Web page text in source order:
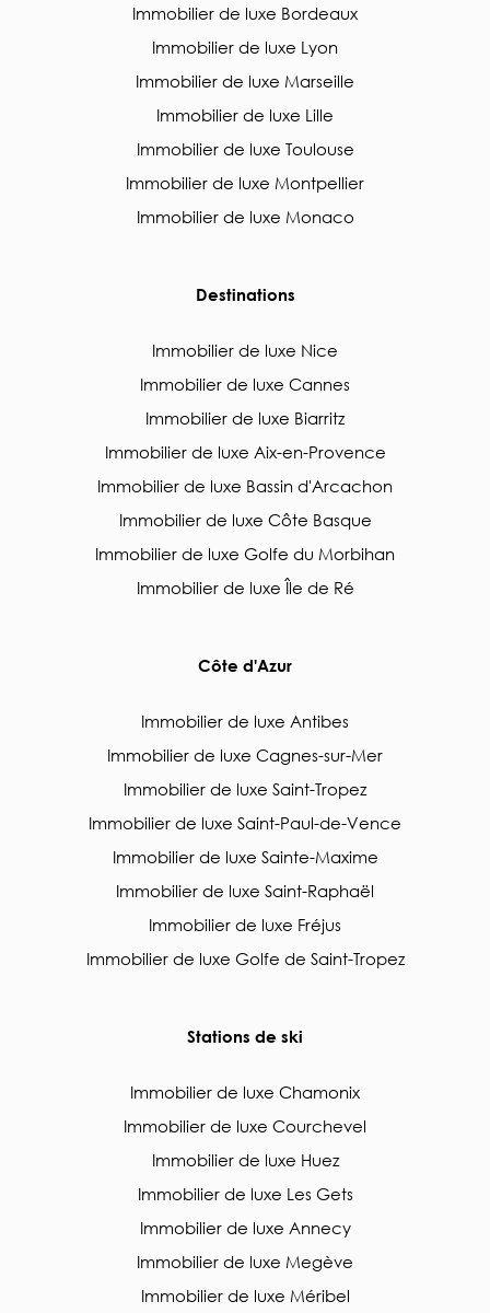
Immobilier de luxe Bordeaux
Immobilier de luxe Lyon
Immobilier de luxe Marseille
Immobilier de luxe Lille
Immobilier de luxe Toulouse
Immobilier de luxe Montpellier
Immobilier de luxe Monaco
Destinations
Immobilier de luxe Nice
Immobilier de luxe Cannes
Immobilier de luxe Biarritz
Immobilier de luxe Aix-en-Provence
Immobilier de luxe Bassin d'Arcachon
Immobilier de luxe Côte Basque
Immobilier de luxe Golfe du Morbihan
Immobilier de luxe Île de Ré
Côte d'Azur
Immobilier de luxe Antibes
Immobilier de luxe Cagnes-sur-Mer
Immobilier de luxe Saint-Tropez
Immobilier de luxe Saint-Paul-de-Vence
Immobilier de luxe Sainte-Maxime
Immobilier de luxe Saint-Raphaël
Immobilier de luxe Fréjus
Immobilier de luxe Golfe de Saint-Tropez
Stations de ski
Immobilier de luxe Chamonix
Immobilier de luxe Courchevel
Immobilier de luxe Huez
Immobilier de luxe Les Gets
Immobilier de luxe Annecy
Immobilier de luxe Megève
Immobilier de luxe Méribel